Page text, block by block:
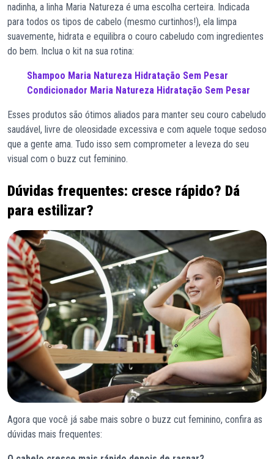
nadinha, a linha Maria Natureza é uma escolha certeira. Indicada
para todos os tipos de cabelo (mesmo curtinhos!), ela limpa
suavemente, hidrata e equilibra o couro cabeludo com ingredientes
do bem. Inclua o kit na sua rotina:
Shampoo Maria Natureza Hidratação Sem Pesar
Condicionador Maria Natureza Hidratação Sem Pesar
Esses produtos são ótimos aliados para manter seu couro cabeludo
saudável, livre de oleosidade excessiva e com aquele toque sedoso
que a gente ama. Tudo isso sem comprometer a leveza do seu
visual com o buzz cut feminino.
Dúvidas frequentes: cresce rápido? Dá
para estilizar?
Agora que você já sabe mais sobre o buzz cut feminino, confira as
dúvidas mais frequentes: